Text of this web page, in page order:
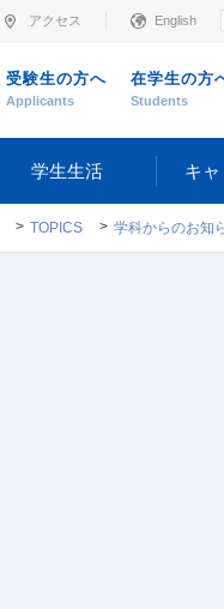
アクセス English
受験生の方へ
Applicants
在学生の方
Students
学生生活 キ
TOPICS 学科からのお知